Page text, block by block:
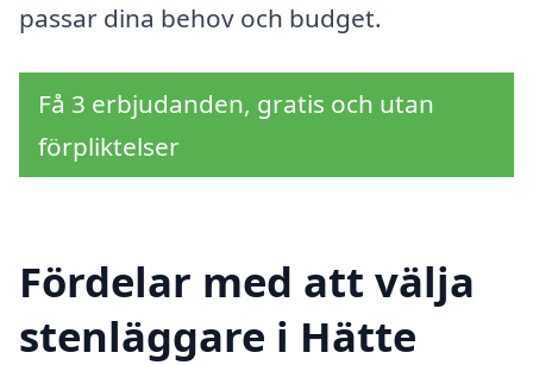
passar dina behov och budget.
Få 3 erbjudanden, gratis och utan
förpliktelser
Fördelar med att välja
stenläggare i Hätte